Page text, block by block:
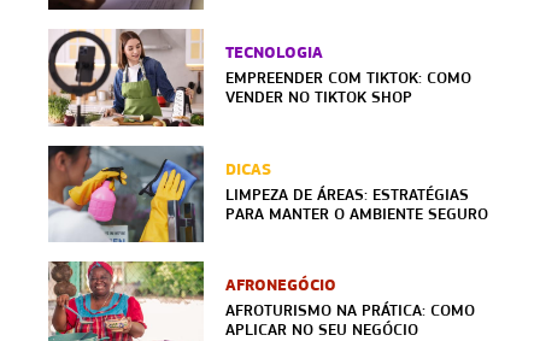
TECNOLOGIA
EMPREENDER COM TIKTOK: COMO
VENDER NO TIKTOK SHOP
DICAS
LIMPEZA DE ÁREAS: ESTRATÉGIAS
PARA MANTER O AMBIENTE SEGURO
AFRONEGÓCIO
AFROTURISMO NA PRÁTICA: COMO
APLICAR NO SEU NEGÓCIO